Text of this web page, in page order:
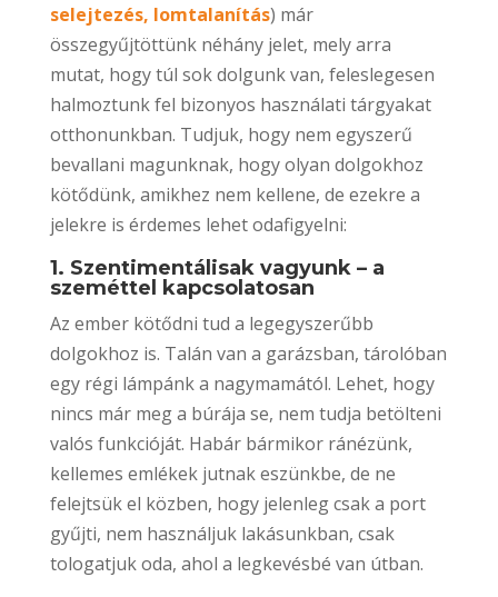
selejtezés, lomtalanítás) már
összegyűjtöttünk néhány jelet, mely arra
mutat, hogy túl sok dolgunk van, feleslegesen
halmoztunk fel bizonyos használati tárgyakat
otthonunkban. Tudjuk, hogy nem egyszerű
bevallani magunknak, hogy olyan dolgokhoz
kötődünk, amikhez nem kellene, de ezekre a
jelekre is érdemes lehet odafigyelni:
1. Szentimentálisak vagyunk – a
szeméttel kapcsolatosan
Az ember kötődni tud a legegyszerűbb
dolgokhoz is. Talán van a garázsban, tárolóban
egy régi lámpánk a nagymamától. Lehet, hogy
nincs már meg a búrája se, nem tudja betölteni
valós funkcióját. Habár bármikor ránézünk,
kellemes emlékek jutnak eszünkbe, de ne
felejtsük el közben, hogy jelenleg csak a port
gyűjti, nem használjuk lakásunkban, csak
tologatjuk oda, ahol a legkevésbé van útban.